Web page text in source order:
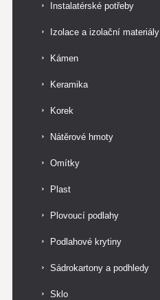
Instalatérské potřeby
Izolace a izolační materiály
Kámen
Keramika
Korek
Nátěrové hmoty
Omítky
Plast
Plovoucí podlahy
Podlahové krytiny
Sádrokartony a podhledy
Sklo